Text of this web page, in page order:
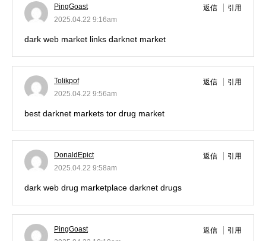
PingGoast
2025.04.22 9:16am
返信 引用
dark web market links darknet market
Tolikpof
2025.04.22 9:56am
返信 引用
best darknet markets tor drug market
DonaldEpict
2025.04.22 9:58am
返信 引用
dark web drug marketplace darknet drugs
PingGoast
返信 引用